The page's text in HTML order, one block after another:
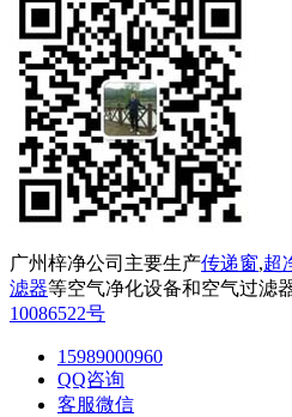
广州梓净公司主要生产传递窗,超
滤器等空气净化设备和空气过滤
10086522号
15989000960
QQ咨询
客服微信